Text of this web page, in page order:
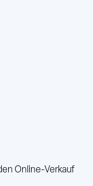
Online-Verkauf